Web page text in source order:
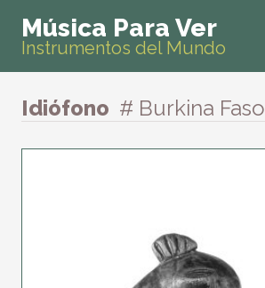
Música Para Ver
Instrumentos del Mundo
Idiófono # Burkina Faso